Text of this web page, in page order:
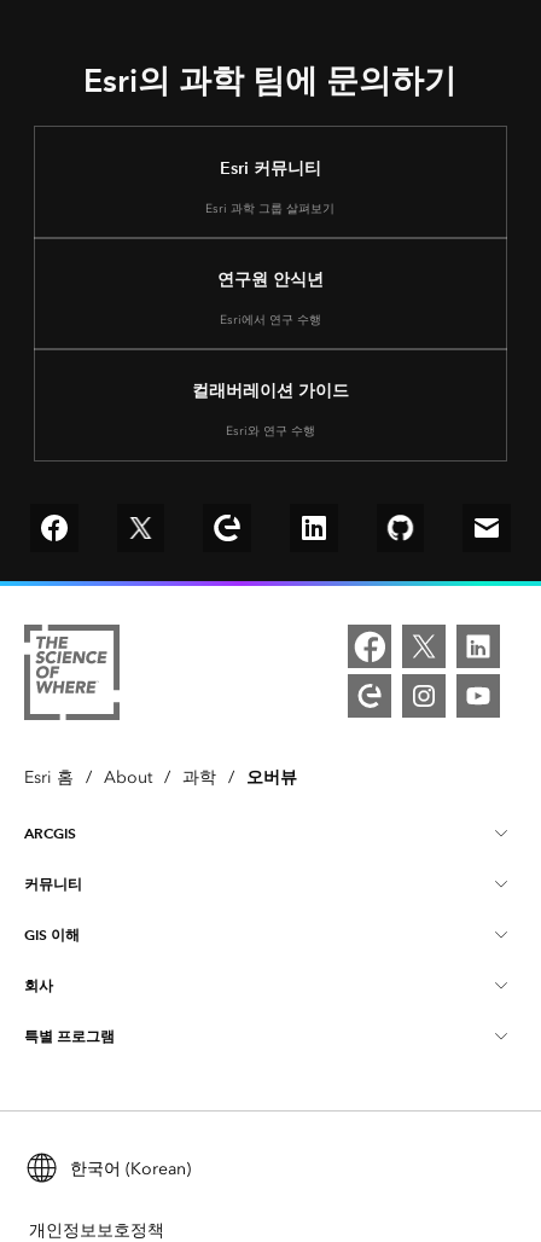
Esri의 과학 팀에 문의하기
Esri 커뮤니티
Esri 과학 그룹 살펴보기
연구원 안식년
Esri에서 연구 수행
컬래버레이션 가이드
Esri와 연구 수행
Follow us on Facebook
Follow us on TwitterExplore our Esri Community
Connect with us on LinkedIn
Follow us onEmail
Esri 홈 / About / 과학 / 오버뷰
ARCGIS
ArcGIS Overview
Developer Technology
ArcGIS Location Platform
커뮤니티
Esri 커뮤니티
ArcGIS Blog
사용자 리서치 및 테스트
Esri Young Professionals Network
이벤트
GIS 이해
GIS란?
로케이션 인텔리전스
ArcUser
ArcNews
회사
Esri 정보
채용
특별 프로그램
ArcGIS for Student Use
한국어 (Korean)
개인정보보호정책